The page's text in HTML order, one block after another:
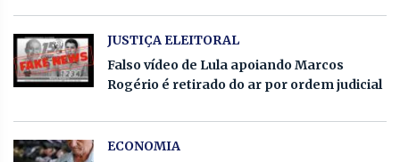
JUSTIÇA ELEITORAL
Falso vídeo de Lula apoiando Marcos
Rogério é retirado do ar por ordem judicial
ECONOMIA